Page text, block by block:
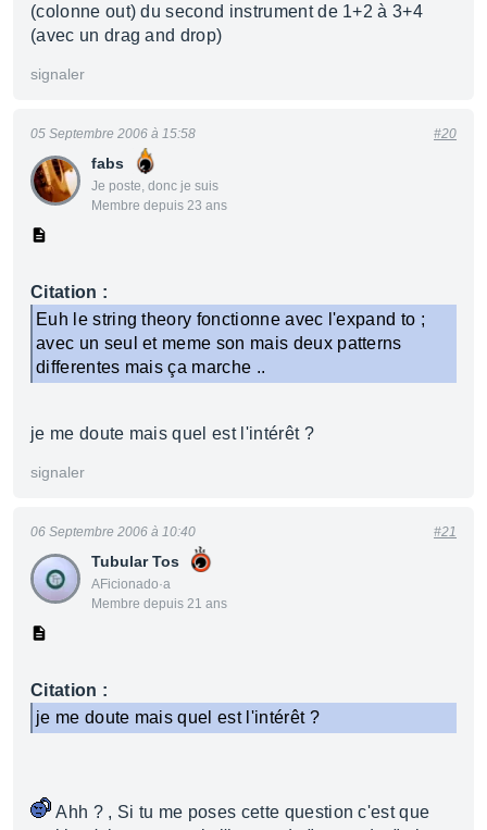
(colonne out) du second instrument de 1+2 à 3+4
(avec un drag and drop)
signaler
fabs
Je poste, donc je suis
Membre depuis 23 ans
05 Septembre 2006 à 15:58 #20
Citation :
Euh le string theory fonctionne avec l'expand to ;
avec un seul et meme son mais deux patterns
differentes mais ça marche ..
je me doute mais quel est l'intérêt ?
signaler
Tubular Tos
AFicionado·a
Membre depuis 21 ans
06 Septembre 2006 à 10:40 #21
Citation :
je me doute mais quel est l'intérêt ?
Ahh ? , Si tu me poses cette question c'est que